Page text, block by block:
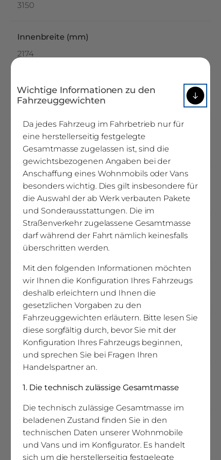
3150
Innenbreite (mm)
2174
Stehhöhe (mm)
1975
Doppelbodenhöhe (mm)
370
Radstand (mm)
3800
Wandstärke (mm)
30
Dachstärke (mm)
30
Bodenstärke (mm)
38
FWT-Größe während der Fahrt (5)
10 ltr.
Wichtige Informationen zu den
Fahrzeuggewichten
Da jedes Fahrzeug im Fahrbetrieb nur für
eine herstellerseitig festgelegte
Gesamtmasse zugelassen ist, sind die
gewichtsbezogenen Angaben bei der
Anschaffung eines Wohnmobils oder Vans
besonders wichtig. Dies gilt insbesondere für
die Auswahl der ab Werk verbauten Pakete
und Sonderausstattungen. Die im
Straßenverkehr zugelassene Gesamtmasse
darf während der Fahrt nämlich keinesfalls
überschritten werden.
Mit den folgenden Informationen möchten
wir Ihnen die Konfiguration Ihres Fahrzeugs
deshalb erleichtern und Ihnen die
gesetzlichen Vorgaben zu den
Fahrzeuggewichten erläutern. Bitte lesen Sie
diese sorgfältig durch, bevor Sie mit der
Konfiguration Ihres Fahrzeugs beginnen,
und sprechen Sie bei Fragen Ihren
Handelspartner an.
1. Die technisch zulässige Gesamtmasse
Die technisch zulässige Gesamtmasse im
beladenen Zustand finden Sie in den
technischen Daten unserer Wohnmobile
und Vans und im Konfigurator. Es handelt
sich um die herstellerseitig festgelegte